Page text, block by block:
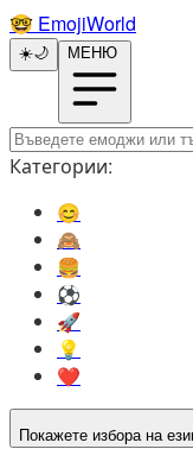
🤓️ EmojiWorld
☀️🌙 МЕНЮ
Категории:
😊️
🙈️
🍔️
⚽️
🚀️
💡️
❤️
Покажете избора на